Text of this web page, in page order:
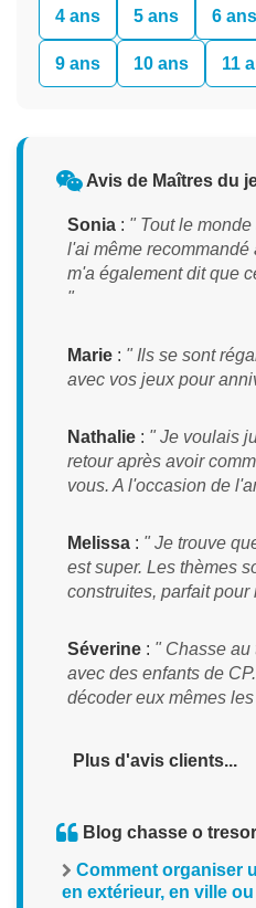
4 ans 5 ans 6 ans
9 ans 10 ans 11
Avis de Maîtres du
Sonia : " Tout le
l'ai même recommandé
m'a également dit que
"
Marie : " Ils se sont
avec vos jeux pour
Nathalie : " Je voulais
retour après avoir
vous. A l'occasion de
Melissa : " Je trouve
est super. Les thèmes
construites, parfait pour
Séverine : " Chasse au
avec des enfants de
décoder eux mêmes
Plus d'avis clients...
Blog chasse o tresor
Comment organiser
en extérieur, en ville